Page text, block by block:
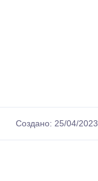
Создано: 25/04/2023